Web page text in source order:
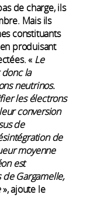
de charge, ils
Mais ils
constituants
produisant
« Le
la
neutrinos.
les électrons
conversion
de
de
moyenne
est
Gargamelle,
», ajoute le